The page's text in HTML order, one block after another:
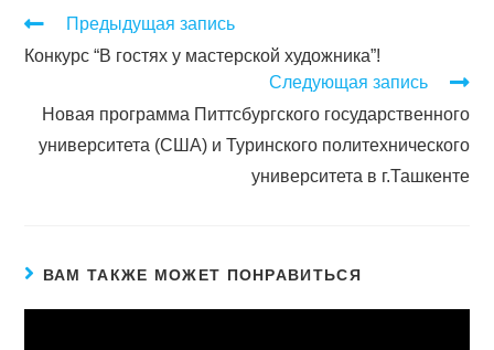
Предыдущая запись
Конкурс “В гостях у мастерской художника”!
Следующая запись
Новая программа Питтсбургского государственного
университета (США) и Туринского политехнического
университета в г.Ташкенте
ВАМ ТАКЖЕ МОЖЕТ ПОНРАВИТЬСЯ